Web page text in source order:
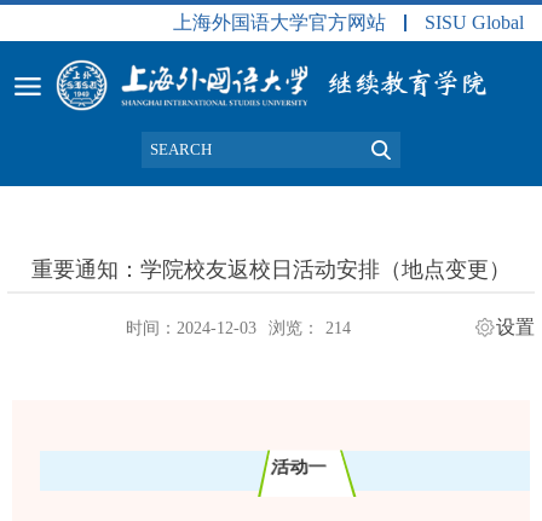
上海外国语大学官方网站 SISU Global
重要通知：学院校友返校日活动安排（地点变更）
时间：2024-12-03 浏览： 214 设置
活动一